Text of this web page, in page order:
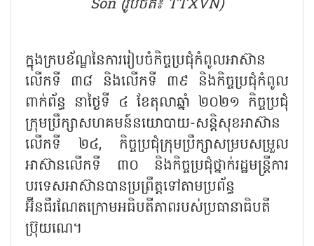
Son (រូបថត៖ TTXVN)
ក្នុងក្របខ័ណ្ឌនៃការរៀបចំកិច្ចប្រជុំកំពូលអាស៊ាន
លើកទី ៣៨ និងលើកទី ៣៩ និងកិច្ចប្រជុំកំពូល
ពាក់ព័ន្ធ នាថ្ងៃទី ៤ ខែតុលាឆ្នាំ ២០២១ កិច្ចប្រជុំ
ក្រុមប្រឹក្សាសហគមន៍នយោបាយ-សន្តិសុខអាស៊ាន
លើកទី ២៤, កិច្ចប្រជុំក្រុមប្រឹក្សាសម្របសម្រួល
អាស៊ានលើកទី ៣០ និងកិច្ចប្រជុំថ្នាក់រដ្ឋមន្ត្រីការ
បរទេសអាស៊ានបានប្រព្រឹត្តទៅតាមប្រព័ន្ធ
អ៊ីនធឺរណែតក្រោមអធិបតីភាពរបស់ប្រធានាធិបតី
ប្រ៊ុយណេ។